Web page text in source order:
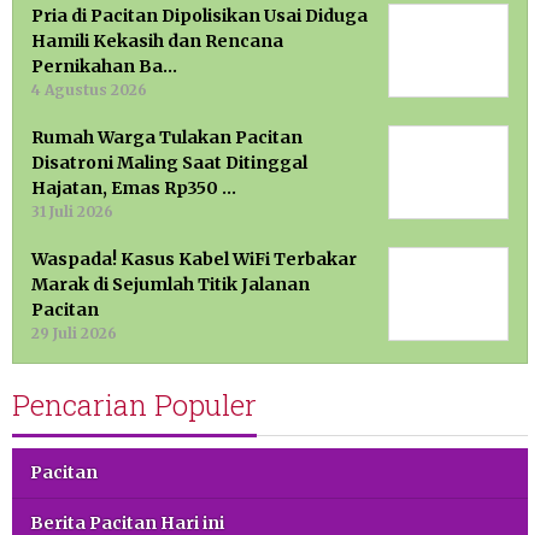
Pria di Pacitan Dipolisikan Usai Diduga
Hamili Kekasih dan Rencana
Pernikahan Ba…
4 Agustus 2026
Rumah Warga Tulakan Pacitan
Disatroni Maling Saat Ditinggal
Hajatan, Emas Rp350 …
31 Juli 2026
Waspada! Kasus Kabel WiFi Terbakar
Marak di Sejumlah Titik Jalanan
Pacitan
29 Juli 2026
Pencarian Populer
Pacitan
Berita Pacitan Hari ini